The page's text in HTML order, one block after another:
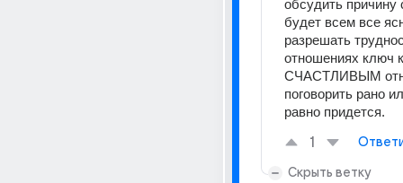
обсудить причину
будет всем все
разрешать
отношениях ключ к
СЧАСТЛИВЫМ
поговорить рано
равно придется.
1
Скрыть ветку